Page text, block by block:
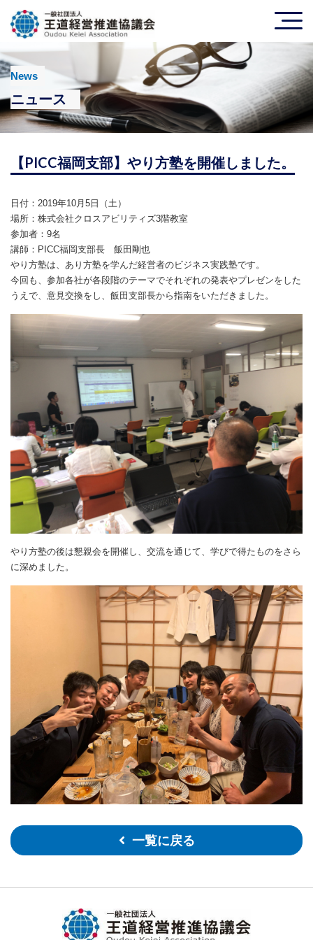
News
ニュース
【PICC福岡支部】やり方塾を開催しました。
日付：2019年10月5日（土）
場所：株式会社クロスアビリティズ3階教室
参加者：9名
講師：PICC福岡支部長 飯田剛也
やり方塾は、あり方塾を学んだ経営者のビジネス実践塾です。
今回も、参加各社が各段階のテーマでそれぞれの発表やプレゼンをした
うえで、意見交換をし、飯田支部長から指南をいただきました。
やり方塾の後は懇親会を開催し、交流を通じて、学びで得たものをさら
に深めました。
一覧に戻る